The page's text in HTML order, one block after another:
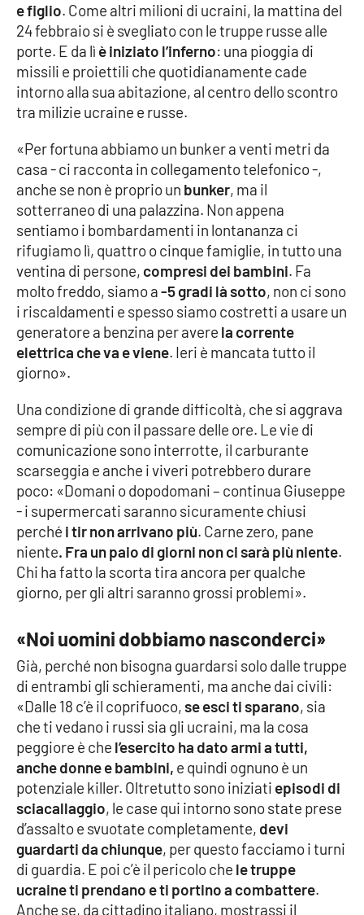
Società
Sport
Good Morning Vietnam
Parchi Marini Calabria
Leggendo Alvaro insieme
Imprese Di Calabria
Le perfidie di Antonella Grippo
Venti di comunicazione
STREAMING
LaC TV
LaC Network
LaC OnAir
Catanzaro
Crotone
Vibo Valentia
Reggio Calabria
Cosenza
Lamezia Terme
e figlio. Come altri milioni di ucraini, la mattina del
24 febbraio si è svegliato con le truppe russe alle
porte. E da lì è iniziato l’inferno: una pioggia di
missili e proiettili che quotidianamente cade
intorno alla sua abitazione, al centro dello scontro
tra milizie ucraine e russe.
«Per fortuna abbiamo un bunker a venti metri da
casa - ci racconta in collegamento telefonico -,
anche se non è proprio un bunker, ma il
sotterraneo di una palazzina. Non appena
sentiamo i bombardamenti in lontananza ci
rifugiamo lì, quattro o cinque famiglie, in tutto una
ventina di persone, compresi dei bambini. Fa
molto freddo, siamo a-5 gradi là sotto, non ci sono
i riscaldamenti e spesso siamo costretti a usare un
generatore a benzina per avere la corrente
elettrica che va e viene. Ieri è mancata tutto il
giorno».
Una condizione di grande difficoltà, che si aggrava
sempre di più con il passare delle ore. Le vie di
comunicazione sono interrotte, il carburante
scarseggia e anche i viveri potrebbero durare
poco: «Domani o dopodomani – continua Giuseppe
- i supermercati saranno sicuramente chiusi
perché i tir non arrivano più. Carne zero, pane
niente. Fra un paio di giorni non ci sarà più niente.
Chi ha fatto la scorta tira ancora per qualche
giorno, per gli altri saranno grossi problemi».
«Noi uomini dobbiamo nasconderci»
Già, perché non bisogna guardarsi solo dalle truppe
di entrambi gli schieramenti, ma anche dai civili:
«Dalle 18 c’è il coprifuoco,se esci ti sparano, sia
che ti vedano i russi sia gli ucraini, ma la cosa
peggiore è che l’esercito ha dato armi a tutti,
anche donne e bambini, e quindi ognuno è un
potenziale killer. Oltretutto sono iniziati episodi di
sciacallaggio, le case qui intorno sono state prese
d’assalto e svuotate completamente, devi
guardarti da chiunque, per questo facciamo i turni
di guardia. E poi c’è il pericolo che le truppe
ucraine ti prendano e ti portino a combattere.
Anche se, da cittadino italiano, mostrassi il